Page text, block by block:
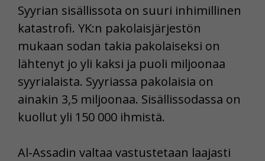
Syyrian sisällissota on suuri inhimillinen
katastrofi. YK:n pakolaisjärjestön
mukaan sodan takia pakolaiseksi on
lähtenyt jo yli kaksi ja puoli miljoonaa
syyrialaista. Syyriassa pakolaisia on
ainakin 3,5 miljoonaa. Sisällissodassa on
kuollut yli 150 000 ihmistä.
Al-Assadin valtaa vastustetaan laajasti